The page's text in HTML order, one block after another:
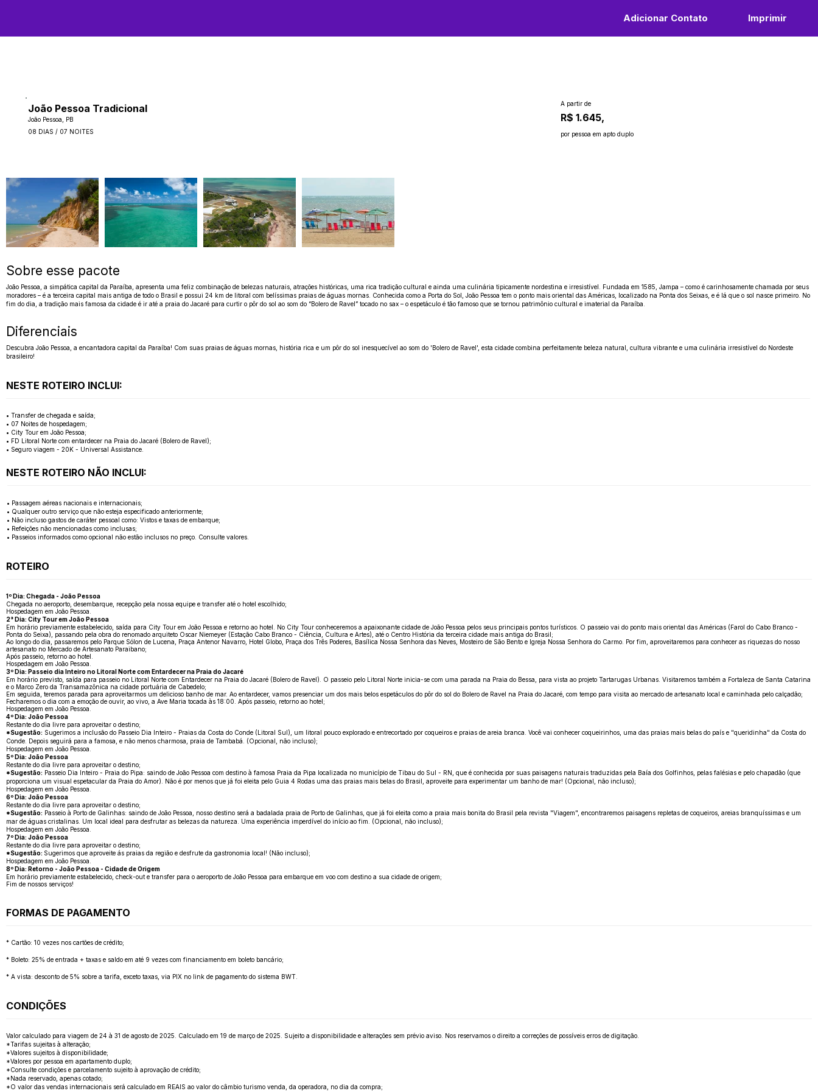
Adicionar Contato Imprimir
João Pessoa Tradicional
João Pessoa, PB
08 DIAS / 07 NOITES
A partir de
R$ 1.645,
por pessoa em apto duplo
Sobre esse pacote
João Pessoa, a simpática capital da Paraíba, apresenta uma feliz combinação de belezas naturais, atrações históricas, uma rica tradição cultural e ainda uma culinária tipicamente nordestina e irresistível. Fundada em 1585, Jampa – como é carinhosamente chamada por seus
moradores – é a terceira capital mais antiga de todo o Brasil e possui 24 km de litoral com belíssimas praias de águas mornas. Conhecida como a Porta do Sol, João Pessoa tem o ponto mais oriental das Américas, localizado na Ponta dos Seixas, e é lá que o sol nasce primeiro. No
fim do dia, a tradição mais famosa da cidade é ir até a praia do Jacaré para curtir o pôr do sol ao som do “Bolero de Ravel” tocado no sax – o espetáculo é tão famoso que se tornou patrimônio cultural e imaterial da Paraíba.
Diferenciais
Descubra João Pessoa, a encantadora capital da Paraíba! Com suas praias de águas mornas, história rica e um pôr do sol inesquecível ao som do 'Bolero de Ravel', esta cidade combina perfeitamente beleza natural, cultura vibrante e uma culinária irresistível do Nordeste
brasileiro!
NESTE ROTEIRO INCLUI:
• Transfer de chegada e saída;
• 07 Noites de hospedagem;
• City Tour em João Pessoa;
• FD Litoral Norte com entardecer na Praia do Jacaré (Bolero de Ravel);
• Seguro viagem - 20K - Universal Assistance.
NESTE ROTEIRO NÃO INCLUI:
• Passagem aéreas nacionais e internacionais;
• Qualquer outro serviço que não esteja especificado anteriormente;
• Não incluso gastos de caráter pessoal como: Vistos e taxas de embarque;
• Refeições não mencionadas como inclusas;
• Passeios informados como opcional não estão inclusos no preço. Consulte valores.
ROTEIRO
1º Dia: Chegada - João Pessoa
Chegada no aeroporto, desembarque, recepção pela nossa equipe e transfer até o hotel escolhido;
Hospedagem em João Pessoa.
2° Dia: City Tour em João Pessoa
Em horário previamente estabelecido, saída para City Tour em João Pessoa e retorno ao hotel. No City Tour conheceremos a apaixonante cidade de João Pessoa pelos seus principais pontos turísticos. O passeio vai do ponto mais oriental das Américas (Farol do Cabo Branco -
Ponta do Seixa), passando pela obra do renomado arquiteto Oscar Niemeyer (Estação Cabo Branco - Ciência, Cultura e Artes), até o Centro História da terceira cidade mais antiga do Brasil;
Ao longo do dia, passaremos pelo Parque Sólon de Lucena, Praça Antenor Navarro, Hotel Globo, Praça dos Três Poderes, Basílica Nossa Senhora das Neves, Mosteiro de São Bento e Igreja Nossa Senhora do Carmo. Por fim, aproveitaremos para conhecer as riquezas do nosso
artesanato no Mercado de Artesanato Paraibano;
Após passeio, retorno ao hotel.
Hospedagem em João Pessoa.
3º Dia: Passeio dia Inteiro no Litoral Norte com Entardecer na Praia do Jacaré
Em horário previsto, saída para passeio no Litoral Norte com Entardecer na Praia do Jacaré (Bolero de Ravel). O passeio pelo Litoral Norte inicia-se com uma parada na Praia do Bessa, para vista ao projeto Tartarugas Urbanas. Visitaremos também a Fortaleza de Santa Catarina
e o Marco Zero da Transamazônica na cidade portuária de Cabedelo;
Em seguida, teremos parada para aproveitarmos um delicioso banho de mar. Ao entardecer, vamos presenciar um dos mais belos espetáculos do pôr do sol do Bolero de Ravel na Praia do Jacaré, com tempo para visita ao mercado de artesanato local e caminhada pelo calçadão;
Fecharemos o dia com a emoção de ouvir, ao vivo, a Ave Maria tocada às 18:00. Após passeio, retorno ao hotel;
Hospedagem em João Pessoa.
4º Dia: João Pessoa
Restante do dia livre para aproveitar o destino;
*Sugestão: Sugerimos a inclusão do Passeio Dia Inteiro - Praias da Costa do Conde (Litoral Sul), um litoral pouco explorado e entrecortado por coqueiros e praias de areia branca. Você vai conhecer coqueirinhos, uma das praias mais belas do país e "queridinha" da Costa do
Conde. Depois seguirá para a famosa, e não menos charmosa, praia de Tambabá. (Opcional, não incluso);
Hospedagem em João Pessoa.
5º Dia: João Pessoa
Restante do dia livre para aproveitar o destino;
*Sugestão: Passeio Dia Inteiro - Praia do Pipa: saindo de João Pessoa com destino à famosa Praia da Pipa localizada no município de Tibau do Sul - RN, que é conhecida por suas paisagens naturais traduzidas pela Baía dos Golfinhos, pelas falésias e pelo chapadão (que
proporciona um visual espetacular da Praia do Amor). Não é por menos que já foi eleita pelo Guia 4 Rodas uma das praias mais belas do Brasil, aproveite para experimentar um banho de mar! (Opcional, não incluso);
Hospedagem em João Pessoa.
6º Dia: João Pessoa
Restante do dia livre para aproveitar o destino;
*Sugestão: Passeio à Porto de Galinhas: saindo de João Pessoa, nosso destino será a badalada praia de Porto de Galinhas, que já foi eleita como a praia mais bonita do Brasil pela revista "Viagem", encontraremos paisagens repletas de coqueiros, areias branquíssimas e um
mar de águas cristalinas. Um local ideal para desfrutar as belezas da natureza. Uma experiência imperdível do início ao fim. (Opcional, não incluso);
Hospedagem em João Pessoa.
7º Dia: João Pessoa
Restante do dia livre para aproveitar o destino;
*Sugestão: Sugerimos que aproveite ás praias da região e desfrute da gastronomia local! (Não incluso);
Hospedagem em João Pessoa.
8º Dia: Retorno - João Pessoa - Cidade de Origem
Em horário previamente estabelecido, check-out e transfer para o aeroporto de João Pessoa para embarque em voo com destino a sua cidade de origem;
Fim de nossos serviços!
FORMAS DE PAGAMENTO
* Cartão: 10 vezes nos cartões de crédito;
* Boleto: 25% de entrada + taxas e saldo em até 9 vezes com financiamento em boleto bancário;
* A vista: desconto de 5% sobre a tarifa, exceto taxas, via PIX no link de pagamento do sistema BWT.
CONDIÇÕES
Valor calculado para viagem de 24 à 31 de agosto de 2025. Calculado em 19 de março de 2025. Sujeito a disponibilidade e alterações sem prévio aviso. Nos reservamos o direito a correções de possíveis erros de digitação.
*Tarifas sujeitas à alteração;
*Valores sujeitos à disponibilidade;
*Valores por pessoa em apartamento duplo;
*Consulte condições e parcelamento sujeito à aprovação de crédito;
*Nada reservado, apenas cotado;
*O valor das vendas internacionais será calculado em REAIS ao valor do câmbio turismo venda, da operadora, no dia da compra;